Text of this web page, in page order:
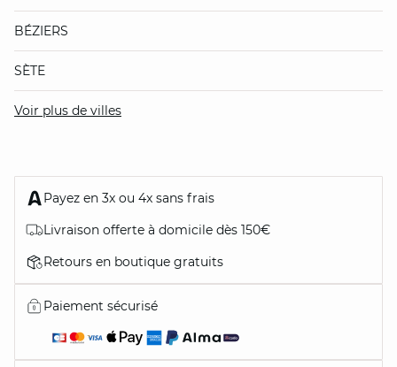
BÉZIERS
SÈTE
Voir plus de villes
Payez en 3x ou 4x sans frais
Livraison offerte à domicile dès 150€
Retours en boutique gratuits
Paiement sécurisé